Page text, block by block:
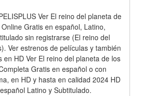
Ver El reino del planeta de
Gratis en español, Latino,
sin registrarse (El reino del
Ver estrenos de películas y también
en HD Ver El reino del planeta de los
Gratis en español o con
en HD y hasta en calidad 2024 HD
Latino y Subtitulado.